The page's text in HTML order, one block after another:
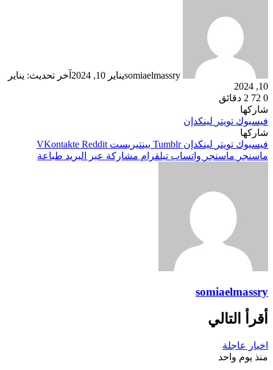
somiaelmassryيناير 10, 2024
آخر تحديث: يناير
10, 2024
0
2 دقائق
شاركها
فيسبوك تويتر لينكدإن
شاركها
فيسبوك تويتر لينكدإن بينتيريست
ماسنجر ماسنجر واتساب تيلقرام مشاركة عبر البريد طباعة
somiaelmassry
أقرأ التالي
اخبار عاجلة
منذ يوم واحد